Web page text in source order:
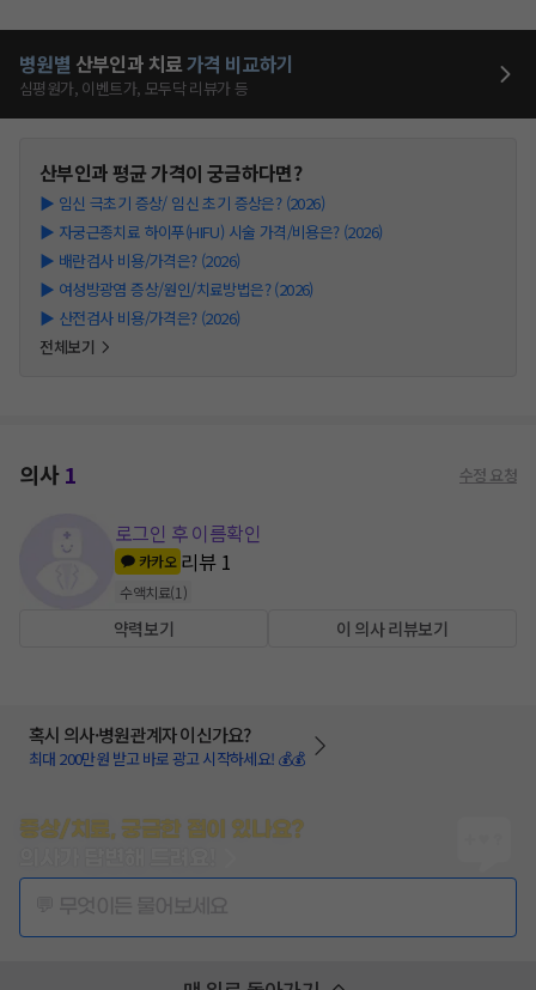
병원별 산부인과 치료가격 비교하기
심평원가, 이벤트가, 모두닥 리뷰가 등
산부인과평균 가격이 궁금하다면?
▶ 임신 극초기 증상/ 임신 초기 증상은? (2026)
▶ 자궁근종치료 하이푸(HIFU) 시술 가격/비용은? (2026)
▶ 배란검사 비용/가격은? (2026)
▶ 여성방광염 증상/원인/치료방법은? (2026)
▶ 산전검사 비용/가격은? (2026)
전체보기
의사1 수정 요청
로그인 후 이름확인
카카오 리뷰 1
수액치료(1 )
약력보기 이 의사 리뷰보기
혹시 의사·병원관계자 이신가요?
최대 200만원 받고 바로 광고 시작하세요! 💰💰
증상/치료, 궁금한 점이 있나요?